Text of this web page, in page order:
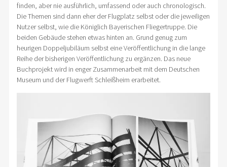
finden, aber nie ausführlich, umfassend oder auch chronologisch.
Die Themen sind dann eher der Flugplatz selbst oder die jeweiligen
Nutzer selbst, wie die Königlich Bayerischen Fliegertruppe. Die
beiden Gebäude stehen etwas hinten an. Grund genug zum
heurigen Doppeljubiläum selbst eine Veröffentlichung in die lange
Reihe der bisherigen Veröffentlichung zu ergänzen. Das neue
Buchprojekt wird in enger Zusammenarbeit mit dem Deutschen
Museum und der Flugwerft Schleißheim erarbeitet.